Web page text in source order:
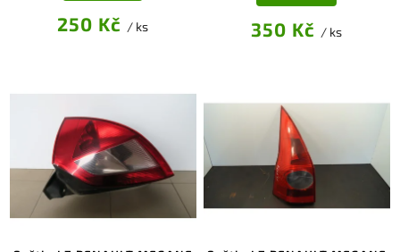
250 Kč / ks 350 Kč / ks